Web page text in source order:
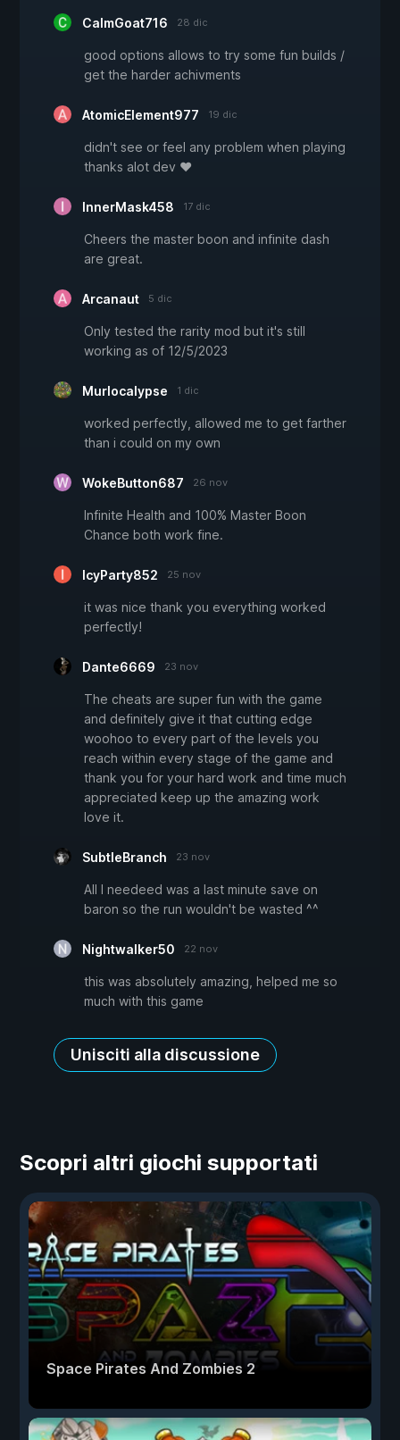
CalmGoat716 28 dic
good options allows to try some fun builds /
get the harder achivments
AtomicElement977 19 dic
didn't see or feel any problem when playing
thanks alot dev ♥
InnerMask458 17 dic
Cheers the master boon and infinite dash
are great.
Arcanaut 5 dic
Only tested the rarity mod but it's still
working as of 12/5/2023
Murlocalypse 1 dic
worked perfectly, allowed me to get farther
than i could on my own
WokeButton687 26 nov
Infinite Health and 100% Master Boon
Chance both work fine.
IcyParty852 25 nov
it was nice thank you everything worked
perfectly!
Dante6669 23 nov
The cheats are super fun with the game
and definitely give it that cutting edge
woohoo to every part of the levels you
reach within every stage of the game and
thank you for your hard work and time much
appreciated keep up the amazing work
love it.
SubtleBranch 23 nov
All I needeed was a last minute save on
baron so the run wouldn't be wasted ^^
Nightwalker50 22 nov
this was absolutely amazing, helped me so
much with this game
Unisciti alla discussione
Scopri altri giochi supportati
Space Pirates And Zombies 2